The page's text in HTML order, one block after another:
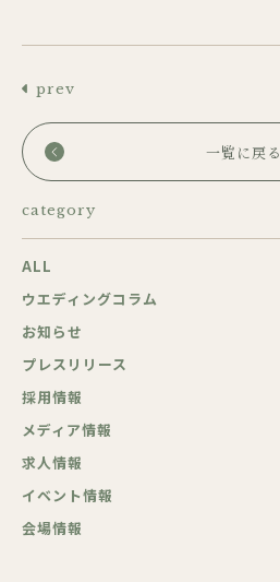
category
ALL
ウエディングコラム
お知らせ
プレスリリース
採用情報
メディア情報
求人情報
イベント情報
会場情報
prev
一覧に戻る